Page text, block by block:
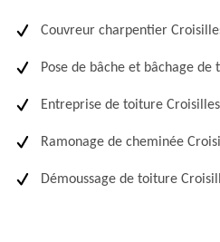
Couvreur charpentier
Pose de bâche et bâchage
Entreprise de toiture Croisilles
Ramonage de cheminée
Démoussage de toiture